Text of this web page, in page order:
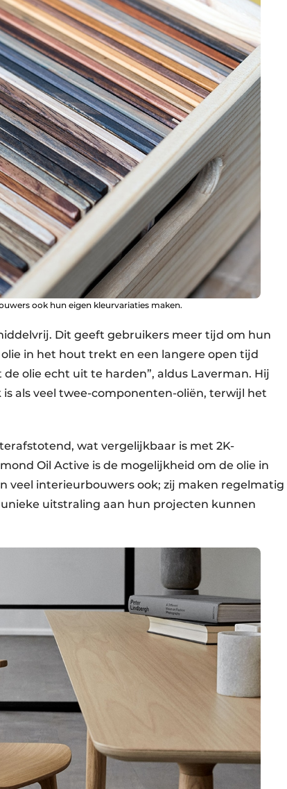
ook hun eigen kleurvariaties maken.
Dit geeft gebruikers meer tijd om hun
in het hout trekt en een langere open tijd
olie echt uit te harden”, aldus Laverman. Hij
als veel twee-componenten-oliën, terwijl het
wat vergelijkbaar is met 2K-
Oil Active is de mogelijkheid om de olie in
veel interieurbouwers ook; zij maken regelmatig
uitstraling aan hun projecten kunnen